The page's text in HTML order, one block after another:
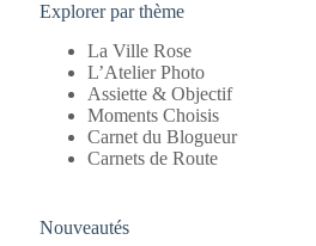
Explorer par thème
La Ville Rose
L’Atelier Photo
Assiette & Objectif
Moments Choisis
Carnet du Blogueur
Carnets de Route
Nouveautés